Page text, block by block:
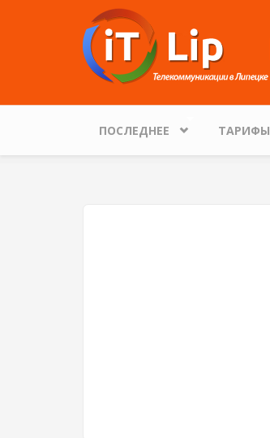
Перейти к основному содержанию
ПОСЛЕДНЕЕ ТАРИФЫ